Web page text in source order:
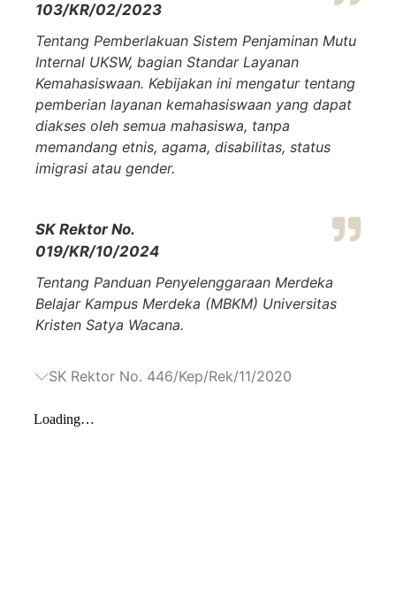
103/KR/02/2023
Tentang Pemberlakuan Sistem Penjaminan Mutu
Internal UKSW, bagian Standar Layanan
Kemahasiswaan. Kebijakan ini mengatur tentang
pemberian layanan kemahasiswaan yang dapat
diakses oleh semua mahasiswa, tanpa
memandang etnis, agama, disabilitas, status
imigrasi atau gender.
SK Rektor No.
019/KR/10/2024
Tentang Panduan Penyelenggaraan Merdeka
Belajar Kampus Merdeka (MBKM) Universitas
Kristen Satya Wacana.
SK Rektor No. 446/Kep/Rek/11/2020